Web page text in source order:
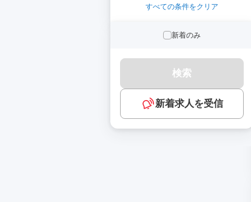
すべての条件をクリア
新着のみ
検索
新着求人を受信